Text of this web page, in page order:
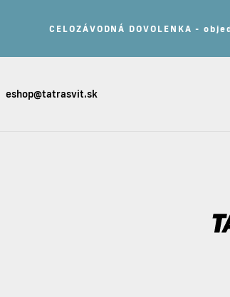
Nakúp 7 a viac produktov a získaj 15%
eshop@tatrasvit.sk